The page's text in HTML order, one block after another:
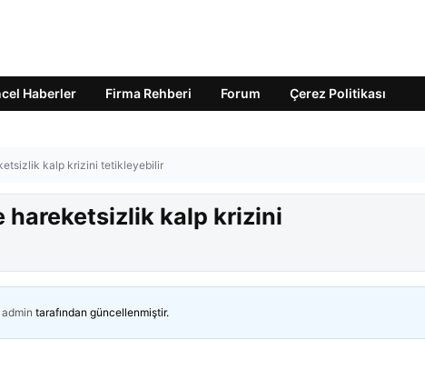
Haberler Firma Rehberi Forum Çerez Politikası
kalp krizini tetikleyebilir
hareketsizlik kalp krizini
admin tarafından güncellenmiştir.